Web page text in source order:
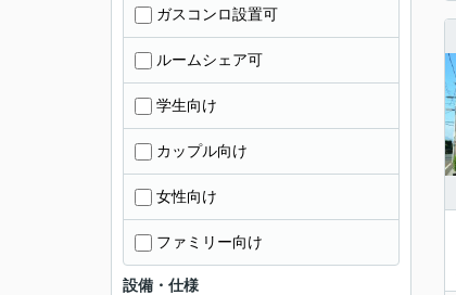
ガスコンロ設置可
ルームシェア可
学生向け
カップル向け
女性向け
ファミリー向け
設備・仕様